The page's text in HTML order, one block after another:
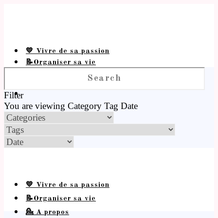
💛 Vivre de sa passion
📝Organiser sa vie
Filter
You are viewing Category Tag Date
💛 Vivre de sa passion
📝Organiser sa vie
💁 A propos